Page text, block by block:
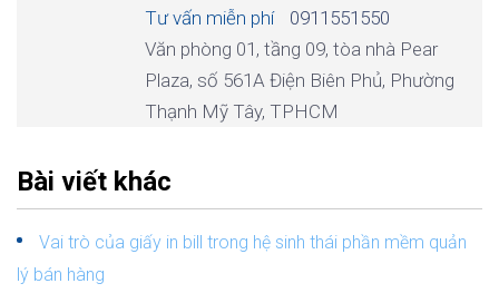
Tư vấn miễn phí
0911551550
Văn phòng 01, tầng 09, tòa nhà Pear
Plaza, số 561A Điện Biên Phủ, Phường
Thạnh Mỹ Tây, TPHCM
Bài viết khác
Vai trò của giấy in bill trong hệ sinh thái phần mềm quản
lý bán hàng